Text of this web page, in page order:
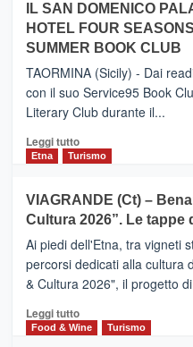
da
Neos
PIEDIMONTE
ETNEO
–
Meta
turistica
privilegiata
secondo
dati
di
Anche
la
Alcantara
nei
primi
nella
classifica
IL SAN DOMENICO
HOTEL FOUR
SUMMER BOOK CLUB
TAORMINA (Sicily) - Dai
con il suo Service95 Book
Literary Club durante il...
Leggi tuttoLeggi
di
IL
SAN
DOMENICO
PALACE
TAORMINA,
UN
HOTEL
FOUR
Etna Turismo
VIAGRANDE (Ct) –
Cultura 2026”. Le tappe
Ai piedi dell'Etna, tra vigneti
percorsi dedicati alla cultura
& Cultura 2026", il progetto
Leggi tuttoLeggi
di
Food & Wine Turismo